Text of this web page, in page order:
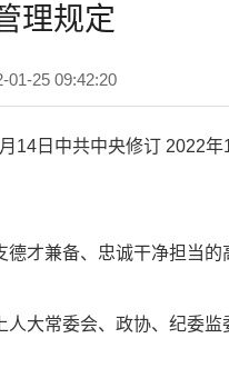
理规定
01-25 09:42:20
14日中共中央修订 2022年
兼备、忠诚干净担当的
常委会、政协、纪委监